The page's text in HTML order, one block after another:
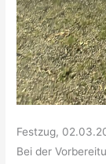
Festzug,
Bei der